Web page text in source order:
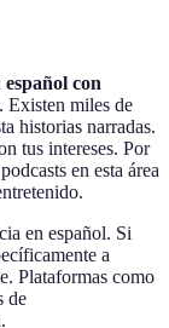
con
Existen miles de
historias narradas.
tus intereses. Por
en esta área
en español. Si
a
Plataformas como
de